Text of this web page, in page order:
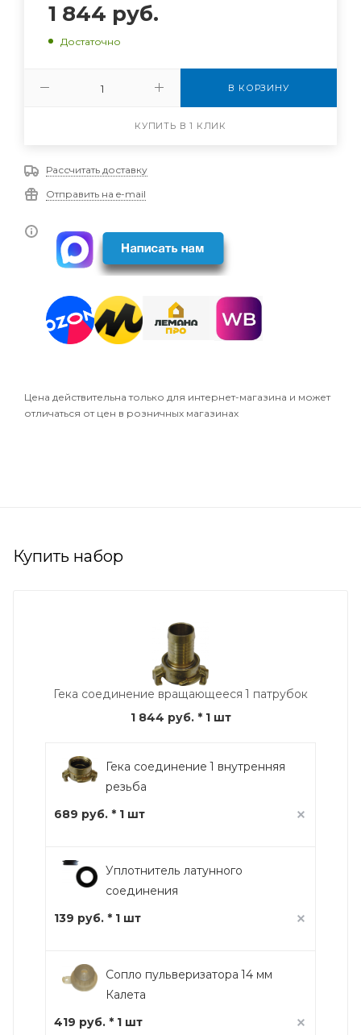
1 844 руб.
Достаточно
В КОРЗИНУ
КУПИТЬ В 1 КЛИК
Рассчитать доставку
Отправить на e-mail
Цена действительна только для интернет-магазина и может
отличаться от цен в розничных магазинах
Купить набор
Гека соединение вращающееся 1 патрубок
1 844 руб.* 1 шт
Гека соединение 1 внутренняя
резьба
689 руб. * 1 шт
Уплотнитель латунного
соединения
139 руб. * 1 шт
Сопло пульверизатора 14 мм
Калета
419 руб. * 1 шт